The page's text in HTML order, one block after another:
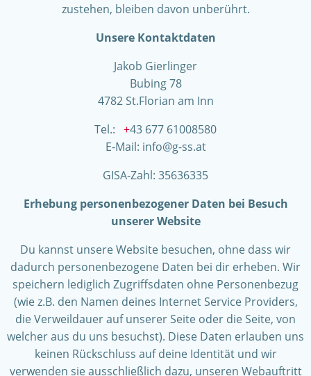
zustehen, bleiben davon unberührt.
Unsere Kontaktdaten
Jakob Gierlinger
Bubing 78
4782 St.Florian am Inn
Tel.: +43 677 61008580
E-Mail: info@g-ss.at
GISA-Zahl: 35636335
Erhebung personenbezogener Daten bei Besuch
unserer Website
Du kannst unsere Website besuchen, ohne dass wir
dadurch personenbezogene Daten bei dir erheben. Wir
speichern lediglich Zugriffsdaten ohne Personenbezug
(wie z.B. den Namen deines Internet Service Providers,
die Verweildauer auf unserer Seite oder die Seite, von
welcher aus du uns besuchst). Diese Daten erlauben uns
keinen Rückschluss auf deine Identität und wir
verwenden sie ausschließlich dazu, unseren Webauftritt